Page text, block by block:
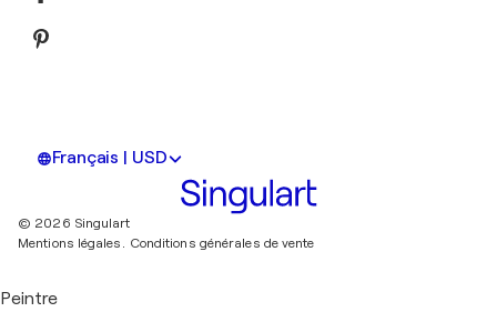
Français | USD
© 2026 Singulart
Mentions légales. Conditions générales de vente
Peintre